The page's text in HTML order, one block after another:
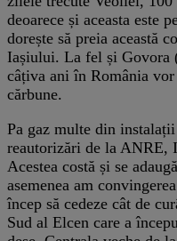
deoarece și aceasta este
dorește să preia această
Iașiului. La fel și Govora
câțiva ani în România
cărbune.
Pa gaz multe din
reautorizări de la
Acestea costă și se
asemenea am
încep să cedeze cât de
Sud al Elcen care a